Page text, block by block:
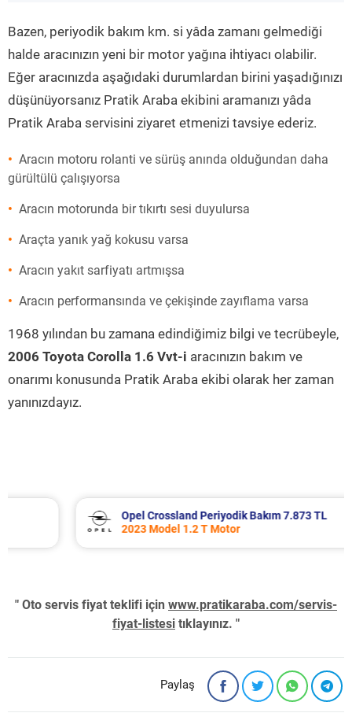
Bazen, periyodik bakım km. si yâda zamanı gelmediği
halde aracınızın yeni bir motor yağına ihtiyacı olabilir.
Eğer aracınızda aşağıdaki durumlardan birini yaşadığınızı
düşünüyorsanız Pratik Araba ekibini aramanızı yâda
Pratik Araba servisini ziyaret etmenizi tavsiye ederiz.
Aracın motoru rolanti ve sürüş anında olduğundan daha
gürültülü çalışıyorsa
Aracın motorunda bir tıkırtı sesi duyulursa
Araçta yanık yağ kokusu varsa
Aracın yakıt sarfiyatı artmışsa
Aracın performansında ve çekişinde zayıflama varsa
1968 yılından bu zamana edindiğimiz bilgi ve tecrübeyle,
2006 Toyota Corolla 1.6 Vvt-i aracınızın bakım ve
onarımı konusunda Pratik Araba ekibi olarak her zaman
yanınızdayız.
Opel Crossland Periyodik Bakım 7.873 TL
2023 Model 1.2 T Motor
" Oto servis fiyat teklifi için www.pratikaraba.com/servis-
fiyat-listesi tıklayınız. "
Paylaş